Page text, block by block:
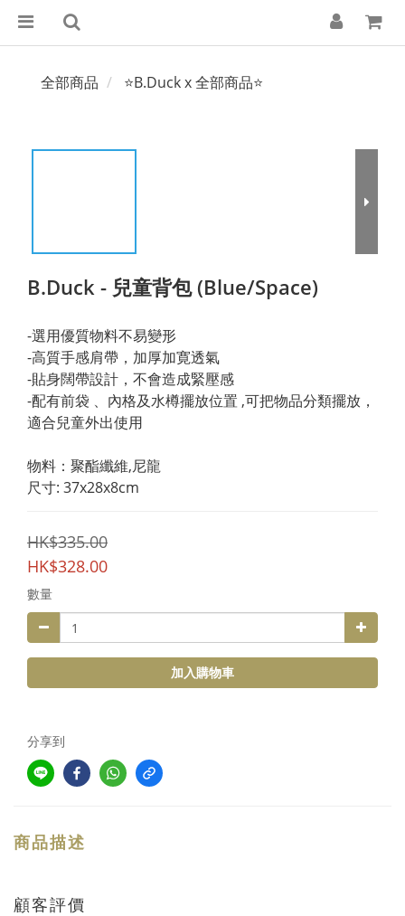
全部商品 ⭐B.Duck x 全部商品⭐
B.Duck - 兒童背包 (Blue/Space)
-選用優質物料不易變形
-高質手感肩帶，加厚加寛透氣
-貼身闊帶設計，不會造成緊壓感
-配有前袋 、內格及水樽擺放位置 ,可把物品分類擺放，
適合兒童外出使用
物料：聚酯纖維,尼龍
尺寸: 37x28x8cm
HK$335.00
HK$328.00
數量
加入購物車
分享到
商品描述
顧客評價